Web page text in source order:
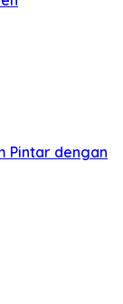
Pintar dengan